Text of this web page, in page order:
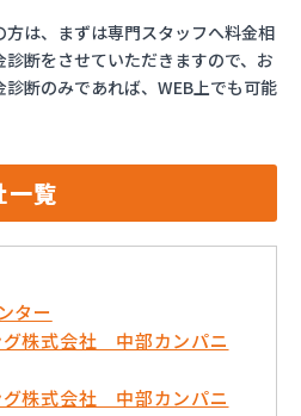
は、まずは専門スタッフへ料金相
断をさせていただきますので、お
断のみであれば、WEB上でも可能
一覧
ター
グ株式会社 中部カンパニ
グ株式会社 中部カンパニ